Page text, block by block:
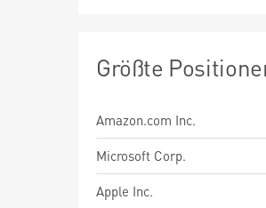
Größte
Amazon.com Inc.
Microsoft Corp.
Apple Inc.